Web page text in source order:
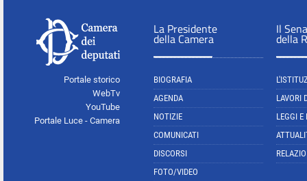
Portale storico
WebTv
YouTube
Portale Luce - Camera
La Presidente
della Camera
BIOGRAFIA
AGENDA
NOTIZIE
COMUNICATI
DISCORSI
FOTO/VIDEO
Il
della
LAVORI
LEGGI E